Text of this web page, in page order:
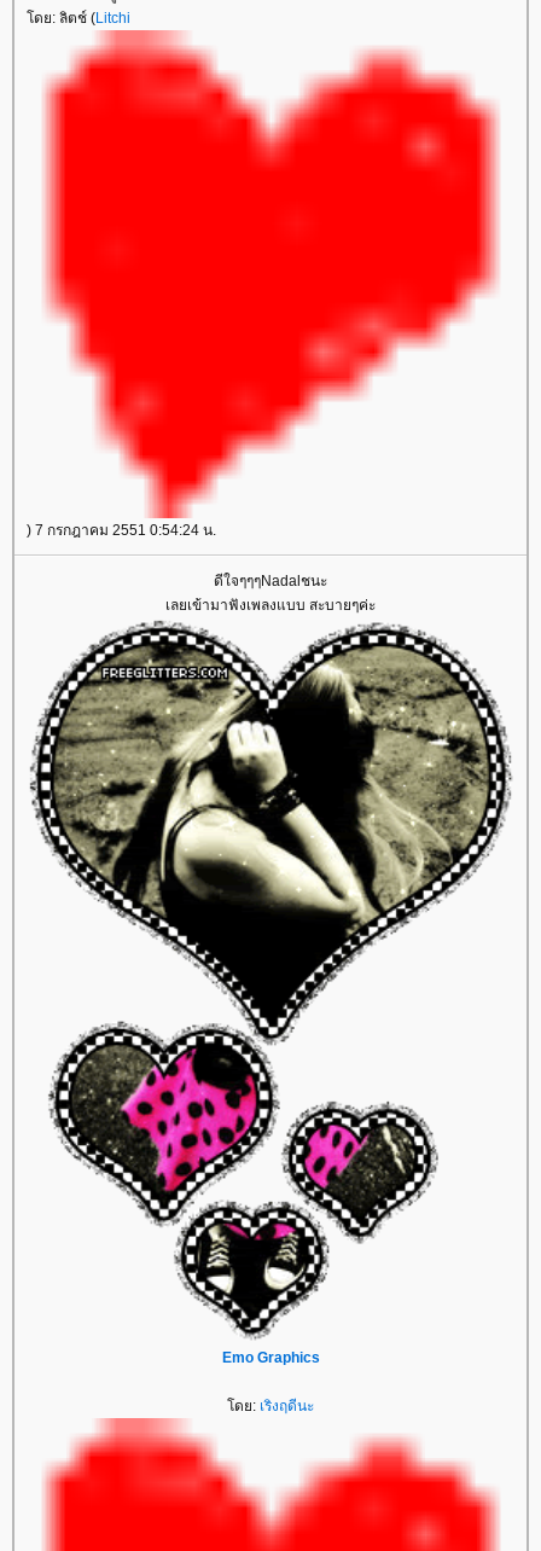
ดย: ลิตช์ (Litchi
) 7 กรกฎาคม 2551 0:54:24 น.
ดีใจๆๆๆNadalชนะ
เลยเข้ามาฟังเพลงแบบ สะบายๆค่ะ
Emo Graphics
ดย: เริงฤดีนะ